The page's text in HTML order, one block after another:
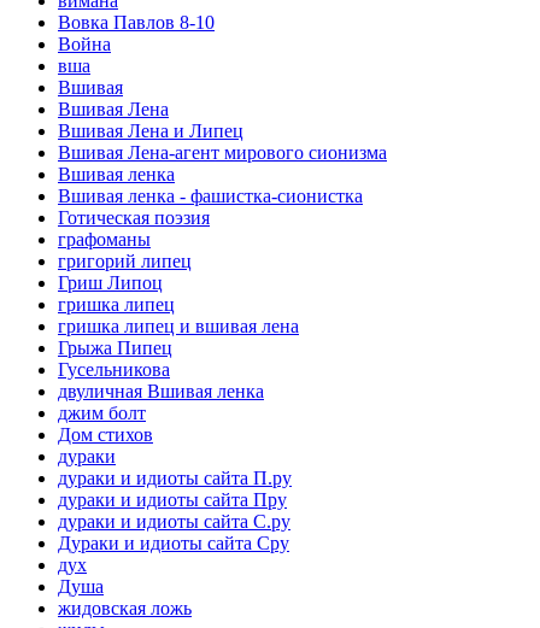
Вовка Павлов 8-10
Война
вша
Вшивая
Вшивая Лена
Вшивая Лена и Липец
Вшивая Лена-агент мирового сионизма
Вшивая ленка
Вшивая ленка - фашистка-сионистка
Готическая поэзия
графоманы
григорий липец
Гриш Липоц
гришка липец
гришка липец и вшивая лена
Грыжа Пипец
Гусельникова
двуличная Вшивая ленка
джим болт
Дом стихов
дураки
дураки и идиоты сайта П.ру
дураки и идиоты сайта Пру
дураки и идиоты сайта С.ру
Дураки и идиоты сайта Сру
дух
Душа
жидовская ложь